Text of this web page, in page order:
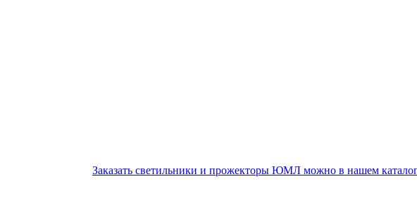
Заказать светильники и прожекторы ЮМЛ можно в нашем